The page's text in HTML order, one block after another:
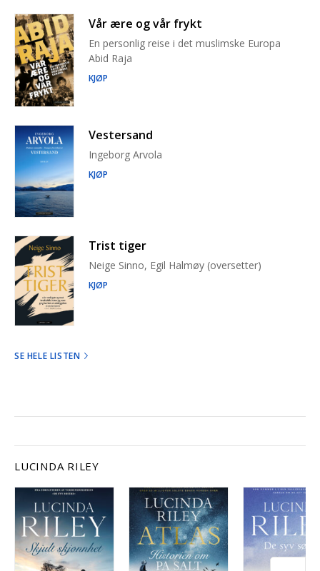
Vår ære og vår frykt
En personlig reise i det muslimske Europa
Abid Raja
KJØP
Vestersand
Ingeborg Arvola
KJØP
Trist tiger
Neige Sinno, Egil Halmøy (oversetter)
KJØP
SE HELE LISTEN
LUCINDA RILEY